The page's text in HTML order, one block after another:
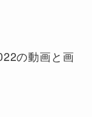
の動画と画